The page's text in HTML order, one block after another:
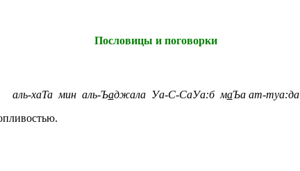
Пословицы и поговорки
аль-хаТа мин аль-Ъаджала Уа-С-СаУа:б маЪа ат-туа:да